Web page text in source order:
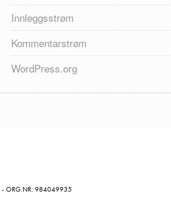
Innleggsstrøm
Kommentarstrøm
WordPress.org
- ORG.NR: 984049935